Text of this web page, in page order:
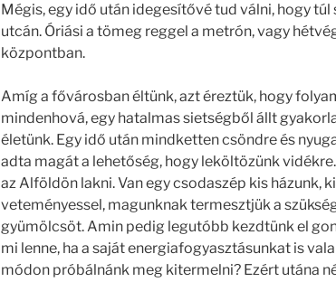
Mégis, egy idő után idegesítővé tud válni, hogy túl
utcán. Óriási a tömeg reggel a metrón, vagy
központban.
Amíg a fővárosban éltünk, azt éreztük, hogy
mindenhová, egy hatalmas sietségből állt
életünk. Egy idő után mindketten csöndre és
adta magát a lehetőség, hogy leköltözünk
az Alföldön lakni. Van egy csodaszép kis házunk,
veteményessel, magunknak termesztjük a
gyümölcsöt. Amin pedig legutóbb kezdtünk el
mi lenne, ha a saját energiafogyasztásunkat is
módon próbálnánk meg kitermelni? Ezért utána